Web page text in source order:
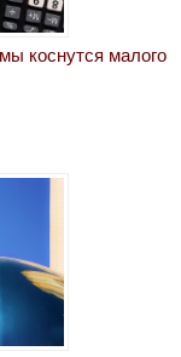
коснутся малого